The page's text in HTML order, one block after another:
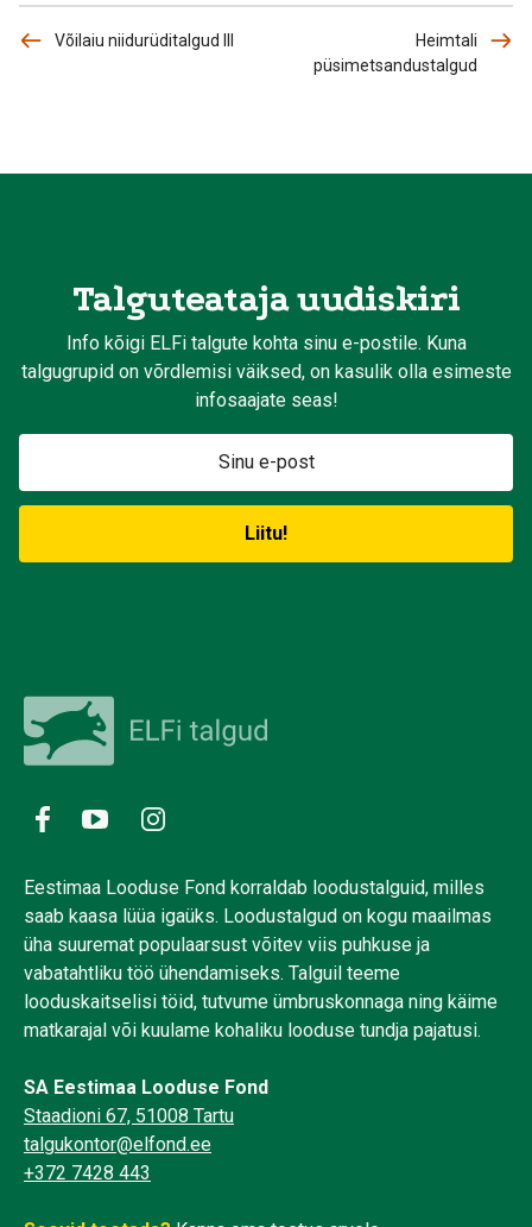
Võilaiu niidurüditalgud III
Heimtali
püsimetsandustalgud
Talguteataja uudiskiri
Info kõigi ELFi talgute kohta sinu e-postile. Kuna
talgugrupid on võrdlemisi väiksed, on kasulik olla esimeste
infosaajate seas!
Eestimaa Looduse Fond korraldab loodustalguid, milles
saab kaasa lüüa igaüks. Loodustalgud on kogu maailmas
üha suuremat populaarsust võitev viis puhkuse ja
vabatahtliku töö ühendamiseks. Talguil teeme
looduskaitselisi töid, tutvume ümbruskonnaga ning käime
matkarajal või kuulame kohaliku looduse tundja pajatusi.
SA Eestimaa Looduse Fond
Staadioni 67, 51008 Tartu
talgukontor@elfond.ee
+372 7428 443